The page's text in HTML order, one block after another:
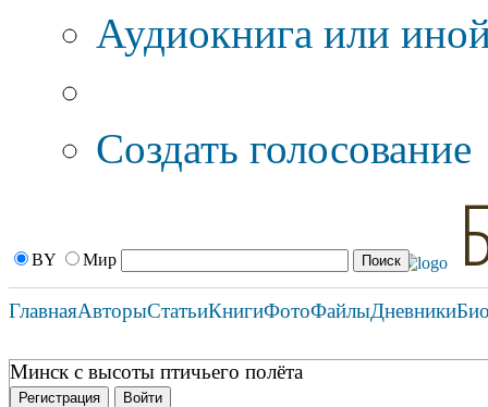
Аудиокнига или
Создать голосование
BY Мир
ГлавнаяАвторыСтатьиКнигиФотоФайлыДневники
Минск с высоты птичьего полёта
Регистрация Войти